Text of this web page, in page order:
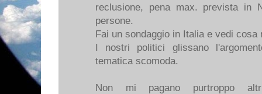
reclusione, pena max. prevista in
persone.
Fai un sondaggio in Italia e vedi cosa
I nostri politici glissano
tematica scomoda.
Non mi pagano purtroppo